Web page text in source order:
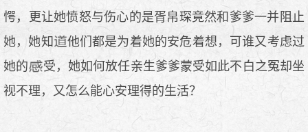
愕，更让她愤怒与伤心的是胥帛琛竟然和爹爹一并阻止
她，她知
他们都是为着她的安危着想，可谁又考虑过
她的
受，她如何放任亲生爹爹蒙受如此不白之冤却坐
视不理，又怎么能心安理得的生活？